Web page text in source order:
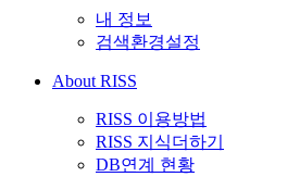
내 정보
검색환경설정
About RISS
RISS 이용방법
RISS 지식더하기
DB연계 현황